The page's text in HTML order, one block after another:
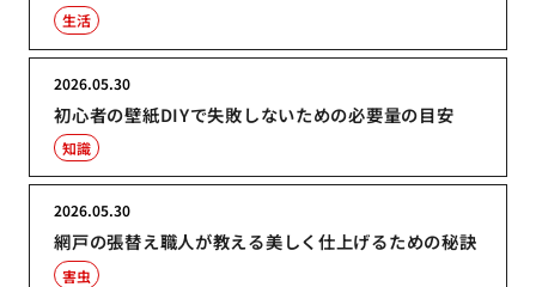
生活
初心者の壁紙DIYで失敗しないための必要量の目安
2026.05.30
知識
網戸の張替え職人が教える美しく仕上げるための秘訣
2026.05.30
害虫